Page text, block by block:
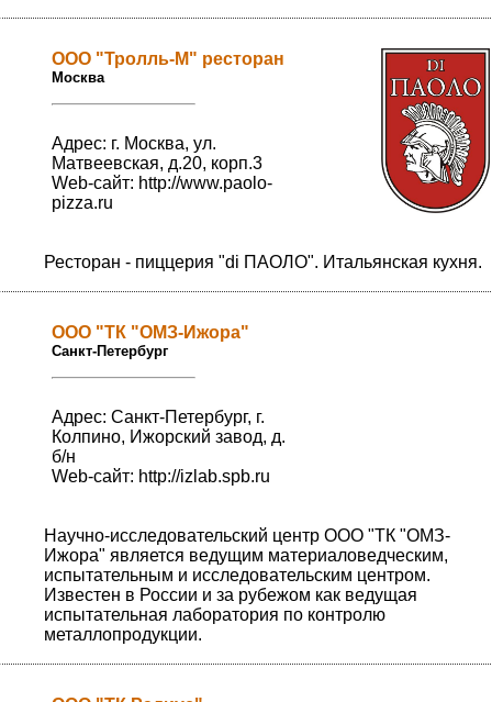
ООО "Тролль-М" ресторан
Москва
Адрес: г. Москва, ул.
Матвеевская, д.20, корп.3
Web-сайт: http://www.paolo-
pizza.ru
Ресторан - пиццерия "di ПАОЛО". Итальянская кухня.
ООО "ТК "ОМЗ-Ижора"
Санкт-Петербург
Адрес: Санкт-Петербург, г.
Колпино, Ижорский завод, д.
б/н
Web-сайт: http://izlab.spb.ru
Научно-исследовательский центр ООО "ТК "ОМЗ-
Ижора" является ведущим материаловедческим,
испытательным и исследовательским центром.
Известен в России и за рубежом как ведущая
испытательная лаборатория по контролю
металлопродукции.